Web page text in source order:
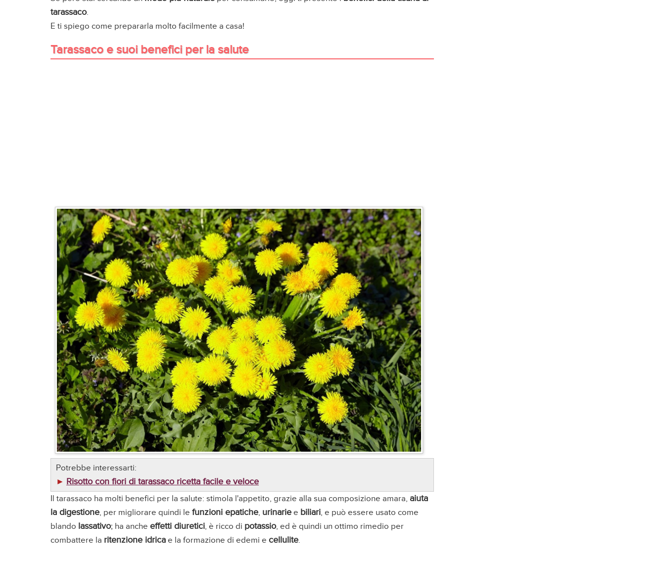
tarassaco.
E ti spiego come prepararla molto facilmente a casa!
Tarassaco e suoi benefici per la salute
Potrebbe interessarti:
► Risotto con fiori di tarassaco ricetta facile e veloce
Il tarassaco ha molti benefici per la salute: stimola l'appetito, grazie alla sua composizione amara, aiuta
la digestione, per migliorare quindi le funzioni epatiche, urinarie e biliari, e può essere usato come
blando lassativo; ha anche effetti diuretici, è ricco di potassio, ed è quindi un ottimo rimedio per
combattere la ritenzione idrica e la formazione di edemi e cellulite.